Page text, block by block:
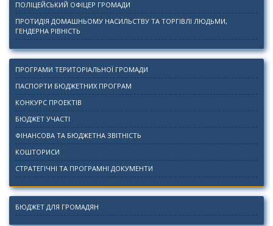
ПОЛІЦЕЙСЬКИЙ ОФІЦЕР ГРОМАДИ
ПРОТИДІЯ ДОМАШНЬОМУ НАСИЛЬСТВУ ТА ТОРГІВЛІ ЛЮДЬМИ,
ГЕНДЕРНА РІВНІСТЬ
ПРОГРАМИ ТЕРИТОРІАЛЬНОЇ ГРОМАДИ
ПАСПОРТИ БЮДЖЕТНИХ ПРОГРАМ
КОНКУРС ПРОЕКТІВ
БЮДЖЕТ УЧАСТІ
ФІНАНСОВА ТА БЮДЖЕТНА ЗВІТНІСТЬ
КОШТОРИСИ
СТРАТЕГІЧНІ ТА ПРОГРАМНІ ДОКУМЕНТИ
БЮДЖЕТ ДЛЯ ГРОМАДЯН